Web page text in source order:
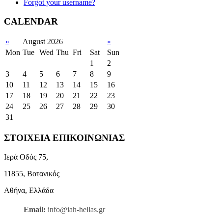
Forgot your username?
CALENDAR
« August 2026
»
Mon Tue Wed Thu Fri Sat
Sun
1
2
3
4 5 6 7 8
9
10
11 12 13 14 15
16
17
18 19 20 21 22
23
24
25 26 27 28 29
30
31
ΣΤΟΙΧΕΙΑ ΕΠΙΚΟΙΝΩΝΙΑΣ
Ιερά Οδός 75,
11855, Βοτανικός
Αθήνα, Ελλάδα
Email: info@iah-hellas.gr